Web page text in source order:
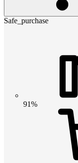
Safe_purchase
91%